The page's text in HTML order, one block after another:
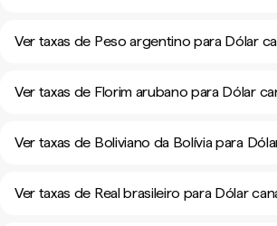
Ver taxas de Peso argentino para Dólar
Ver taxas de Florim arubano para Dólar
Ver taxas de Boliviano da Bolívia para
Ver taxas de Real brasileiro para Dólar